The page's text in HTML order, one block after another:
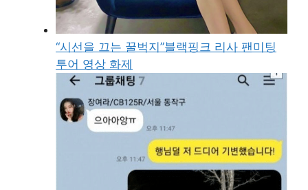
“시선을 끄는 꿀벅지”블랙핑크 리사 팬미팅
투어 영상 화제